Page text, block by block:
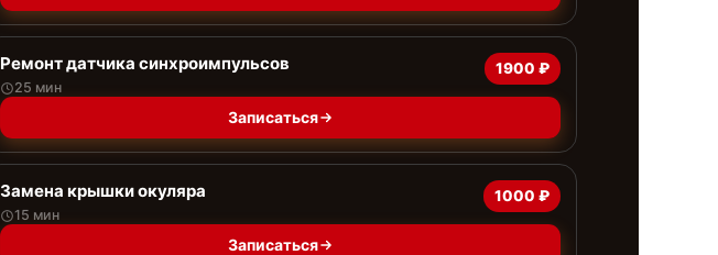
Ремонт датчика синхроимпульсов
25 мин
1900 ₽
Записаться
Замена крышки окуляра
15 мин
1000 ₽
Записаться